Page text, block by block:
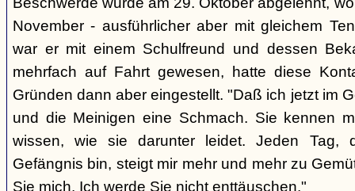
November - ausführlicher aber mit gleichem
war er mit einem Schulfreund und dessen
mehrfach auf Fahrt gewesen, hatte diese
Gründen dann aber eingestellt. "Daß ich jetzt im
und die Meinigen eine Schmach. Sie kennen
wissen, wie sie darunter leidet. Jeden Tag,
Gefängnis bin, steigt mir mehr und mehr zu
Sie mich. Ich werde Sie nicht enttäuschen."